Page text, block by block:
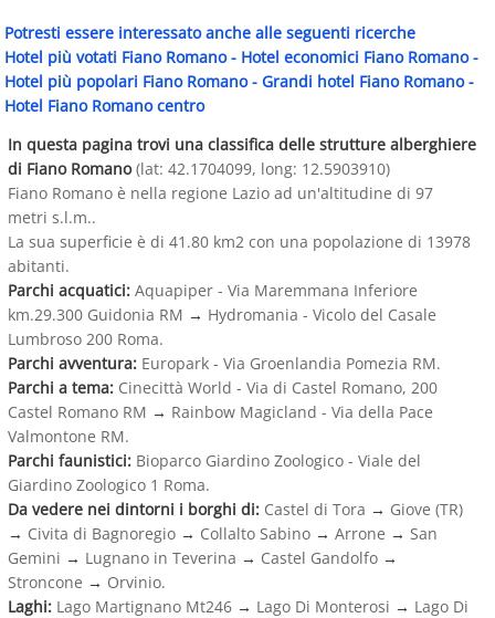
Potresti essere interessato anche alle seguenti ricerche
Hotel più votati Fiano Romano- Hotel economici Fiano Romano-
Hotel più popolari Fiano Romano- Grandi hotel Fiano Romano-
Hotel Fiano Romano centro
In questa pagina trovi una classifica delle strutture alberghiere
di Fiano Romano(lat: 42.1704099, long: 12.5903910)
Fiano Romano è nella regione Lazio ad un'altitudine di 97
metri s.l.m..
La sua superficie è di 41.80 km2 con una popolazione di 13978
abitanti.
Parchi acquatici: Aquapiper - Via Maremmana Inferiore
km.29.300 Guidonia RM → Hydromania - Vicolo del Casale
Lumbroso 200 Roma.
Parchi avventura: Europark - Via Groenlandia Pomezia RM.
Parchi a tema: Cinecittà World - Via di Castel Romano, 200
Castel Romano RM → Rainbow Magicland - Via della Pace
Valmontone RM.
Parchi faunistici: Bioparco Giardino Zoologico - Viale del
Giardino Zoologico 1 Roma.
Da vedere nei dintorni i borghi di: Castel di Tora → Giove (TR)
→ Civita di Bagnoregio → Collalto Sabino → Arrone → San
Gemini → Lugnano in Teverina → Castel Gandolfo →
Stroncone → Orvinio.
Laghi: Lago Martignano Mt246 → Lago Di Monterosi → Lago Di